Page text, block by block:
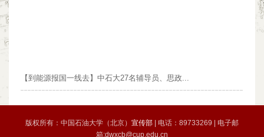
【到能源报国一线去】中石大27名辅导员、思政...
版权所有：中国石油大学（北京） 宣传部
| 电话：89733269 | 电子邮
箱:dwxcb@cup.edu.cn